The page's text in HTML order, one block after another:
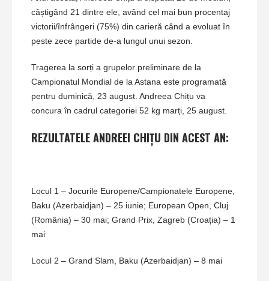
câștigând 21 dintre ele, având cel mai bun procentaj
victorii/înfrângeri (75%) din carieră când a evoluat în
peste zece partide de-a lungul unui sezon.
Tragerea la sorți a grupelor preliminare de la
Campionatul Mondial de la Astana este programată
pentru duminică, 23 august. Andreea Chițu va
concura în cadrul categoriei 52 kg marți, 25 august.
REZULTATELE ANDREEI CHIȚU DIN ACEST AN:
Locul 1 – Jocurile Europene/Campionatele Europene,
Baku (Azerbaidjan) – 25 iunie; European Open, Cluj
(România) – 30 mai; Grand Prix, Zagreb (Croația) – 1
mai
Locul 2 – Grand Slam, Baku (Azerbaidjan) – 8 mai